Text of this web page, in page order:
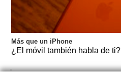
Más que un iPhone
¿El móvil también habla de ti?